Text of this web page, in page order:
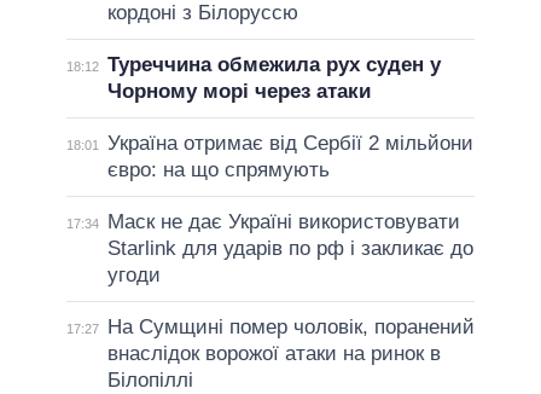
кордоні з Білоруссю
18:12 Туреччина обмежила рух суден у
Чорному морі через атаки
18:01
Україна отримає від Сербії 2 мільйони
євро: на що спрямують
17:34
Маск не дає Україні використовувати
Starlink для ударів по рф і закликає до
угоди
17:27
На Сумщині помер чоловік, поранений
внаслідок ворожої атаки на ринок в
Білопіллі